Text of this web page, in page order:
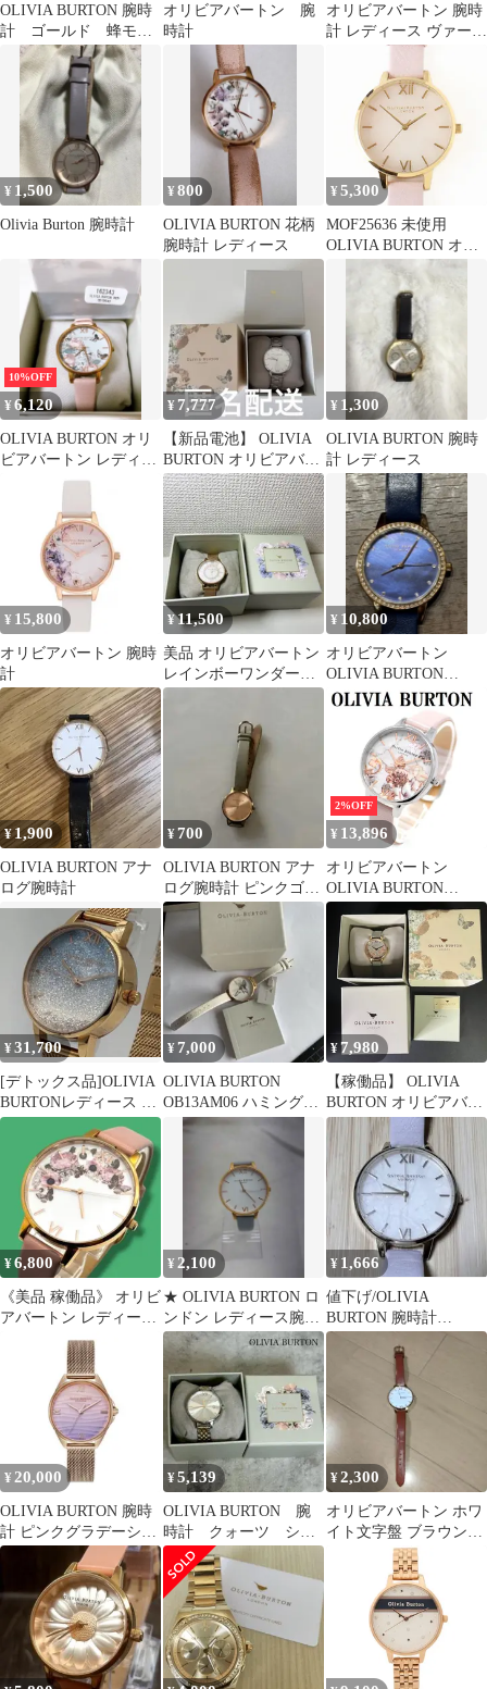
OLIVIA BURTON 腕時
計 ゴールド 蜂モチ
ーフ
オリビアバートン 腕
時計
オリビアバートン 腕時
計 レディース ヴァース
ティ デミ ピンク＆ネイ
ビー ストライプ＆ロー
ズゴールドブレスレッ
ト OLIVIA BURTON
34mm OB16VS06
¥ 1,500
Olivia Burton 腕時計
¥800
OLIVIA BURTON 花柄
腕時計 レディース
¥ 5,300
MOF25636 未使用
OLIVIA BURTON オリ
動品 ゴールド×ライト
10%OFF
¥6,120
OLIVIA BURTON オリ
ビアバートン レディー
ス腕時計 花、蝶柄、ピ
¥ 7,777
【新品電池】 OLIVIA
BURTON オリビアバー
トン 腕時計 シルバー
¥ 1,300
OLIVIA BURTON 腕時
計 レディース
¥ 15,800
オリビアバートン 腕時
計
¥11,500
美品 オリビアバートン
レインボーワンダーラ
ンド 箱タグ付
¥ 10,800
オリビアバートン
OLIVIA BURTON
ob16md99
¥1,900
OLIVIA BURTON アナ
ログ腕時計
¥700
OLIVIA BURTON アナ
ログ腕時計 ピンクゴー
ルド
2%OFF
¥ 13,896
オリビアバートン
OLIVIA BURTON
OB16CS21 腕時計 クォ
ーツ アナログ 電池式
ウォッチ レディース ホ
ワイト フラワー パール
ピンク 1年保証
¥31,700
[デトックス品]OLIVIA
BURTONレディース ア
ンダーザシー箱付
¥ 7,000
OLIVIA BURTON
OB13AM06 ハミングバ
ード #0172b
¥7,980
【稼働品】 OLIVIA
BURTON オリビアバー
トン OB053 OBW0079
花柄 腕時計 レディース
ケース付き 電池交換済
み 動作確認済み
¥6,800
《美品 稼働品》 オリビ
アバートン レディース
腕時計 フラワー 花 蝶
¥ 2,100
★ OLIVIA BURTON ロ
ンドン レディース腕時
計 グレー系
¥ 1,666
値下げ/OLIVIA
BURTON 腕時計
OB057/OB0477（電池切
¥ 20,000
OLIVIA BURTON 腕時
計 ピンクグラデーショ
ン メッシュベルト
¥5,139
OLIVIA BURTON 腕
時計 クォーツ シル
バー ゴールド
RG555
¥2,300
オリビアバートン ホワ
イト文字盤 ブラウンレ
ザー レディース ローズ